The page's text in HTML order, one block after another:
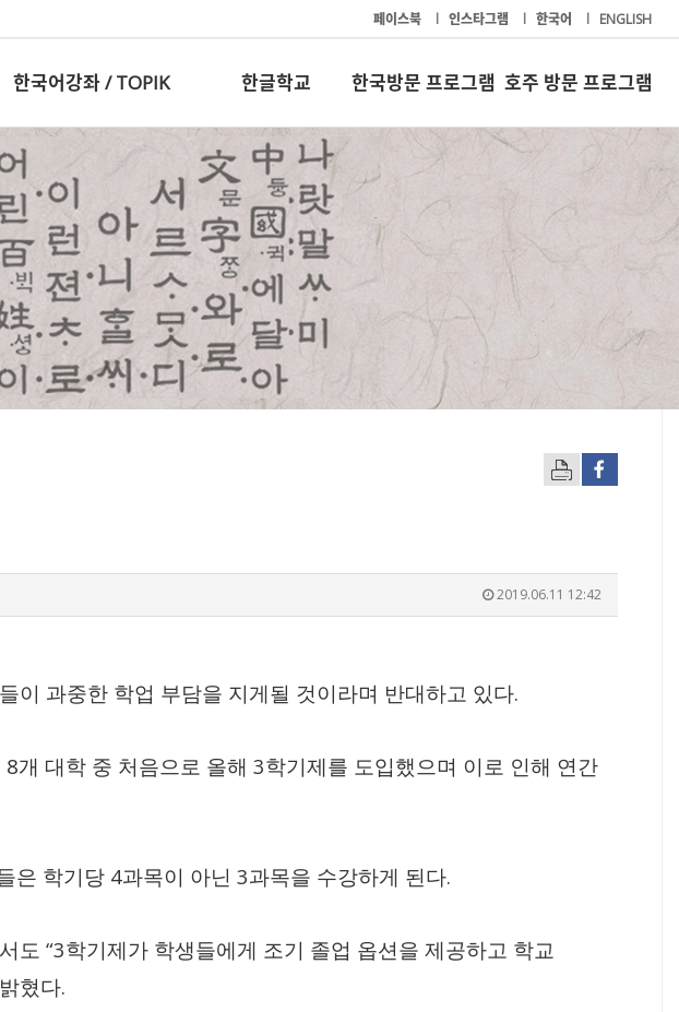
페이스북 l 인스타그램 l 한국어 l ENGLISH
한국어강좌 / TOPIK 한글학교 한국방문 프로그램 호주 방문 프로그램
2019.06.11 12:42
이 과중한 학업 부담을 지게될 것이라며 반대하고 있다.
8개 대학 중 처음으로 올해 3학기제를 도입했으며 이로 인해 연간
은 학기당 4과목이 아닌 3과목을 수강하게 된다.
도 “3학기제가 학생들에게 조기 졸업 옵션을 제공하고 학교
혔다.